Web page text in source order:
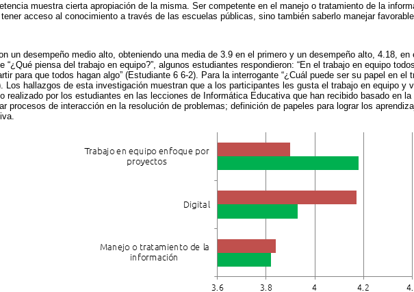
muestra cierta apropiación de la misma. Ser competente en el manejo o tratamiento de la
acceso al conocimiento a través de las escuelas públicas, sino también saberlo manejar
un desempeño medio alto, obteniendo una media de 3.9 en el primero y un desempeño alto, 4.18,
“¿Qué piensa del trabajo en equipo?”, algunos estudiantes respondieron: “En el trabajo en equipo
para que todos hagan algo” (Estudiante 6 6-2). Para la interrogante “¿Cuál puede ser su papel en
Los hallazgos de esta investigación muestran que a los participantes les gusta el trabajo en equipo
realizado por los estudiantes en las lecciones de Informática Educativa que han recibido basado en
procesos de interacción en la resolución de problemas; definición de papeles para lograr los